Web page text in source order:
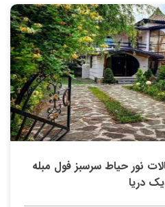
متری الیمالات نور حیاط سرسبز فول مبله
دریا